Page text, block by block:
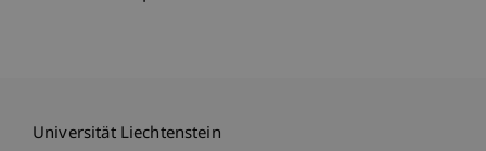
Universität Liechtenstein